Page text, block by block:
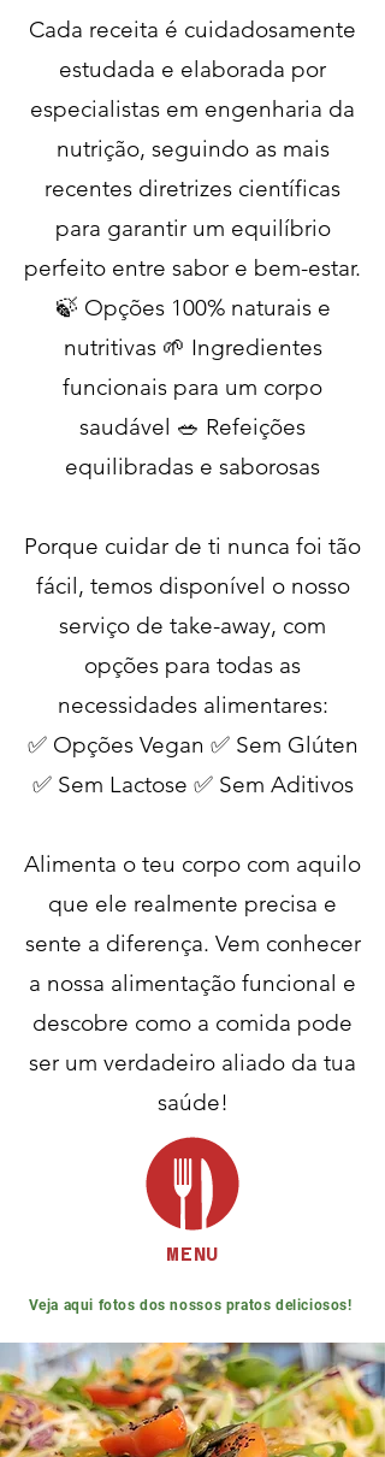
Cada receita é cuidadosamente
estudada e elaborada por
especialistas em engenharia da
nutrição, seguindo as mais
recentes diretrizes científicas
para garantir um equilíbrio
perfeito entre sabor e bem-estar.
🍃 Opções 100% naturais e
nutritivas 🌱 Ingredientes
funcionais para um corpo
saudável 🥗 Refeições
equilibradas e saborosas
Porque cuidar de ti nunca foi tão
fácil, temos disponível o nosso
serviço de take-away, com
opções para todas as
necessidades alimentares:
✅ Opções Vegan ✅ Sem Glúten
✅ Sem Lactose ✅ Sem Aditivos
Alimenta o teu corpo com aquilo
que ele realmente precisa e
sente a diferença. Vem conhecer
a nossa alimentação funcional e
descobre como a comida pode
ser um verdadeiro aliado da tua
saúde!
MENU
Veja aqui fotos dos nossos pratos deliciosos!